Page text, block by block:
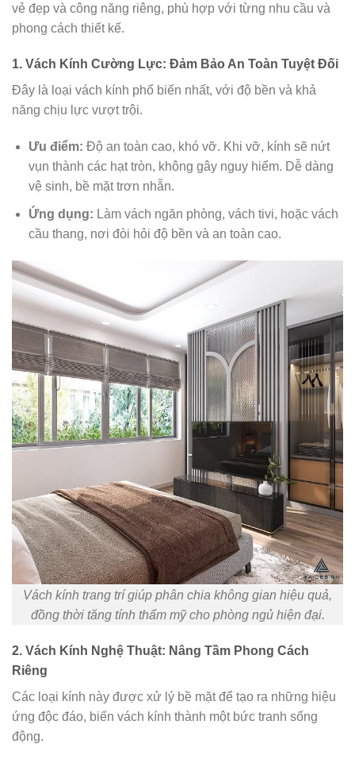
vẻ đẹp và công năng riêng, phù hợp với từng nhu cầu và
phong cách thiết kế.
1. Vách Kính Cường Lực: Đảm Bảo An Toàn Tuyệt Đối
Đây là loại vách kính phổ biến nhất, với độ bền và khả
năng chịu lực vượt trội.
Ưu điểm: Độ an toàn cao, khó vỡ. Khi vỡ, kính sẽ nứt
vụn thành các hạt tròn, không gây nguy hiểm. Dễ dàng
vệ sinh, bề mặt trơn nhẵn.
Ứng dụng: Làm vách ngăn phòng, vách tivi, hoặc vách
cầu thang, nơi đòi hỏi độ bền và an toàn cao.
Vách kính trang trí giúp phân chia không gian hiệu quả,
đồng thời tăng tính thẩm mỹ cho phòng ngủ hiện đại.
2. Vách Kính Nghệ Thuật: Nâng Tầm Phong Cách
Riêng
Các loại kính này được xử lý bề mặt để tạo ra những hiệu
ứng độc đáo, biến vách kính thành một bức tranh sống
động.